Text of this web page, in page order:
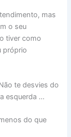
mas
o seu
tiver como
próprio
te desvies do
esquerda …
do que